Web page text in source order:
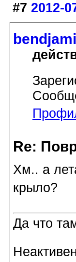
#7 2012-
Re:
Хм.. а
крыло?
Да что
Неактивен